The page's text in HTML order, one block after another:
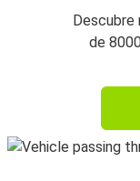
Descubre
de